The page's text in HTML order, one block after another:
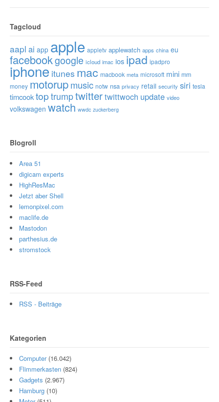
Tagcloud
aapl ai app apple appletv applewatch apps china eu
facebookgoogle icloud imac ios ipad ipadpro
iphone itunes mac macbook meta microsoft mini mm
money motorupmusic notw nsa privacy retail security siri tesla
timcooktop trumptwittertwittwoch update video
volkswagen watch wwdc zuckerberg
Blogroll
Area 51
digicam experts
HighResMac
Jetzt aber Shell
lemonpixel.com
maclife.de
Mastodon
parthesius.de
stromstock
RSS-Feed
RSS - Beiträge
Kategorien
Computer(16.042)
Flimmerkasten (824)
Gadgets (2.967)
Hamburg (10)